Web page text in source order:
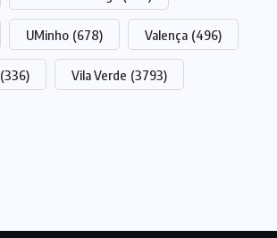
UMinho (678) Valença (496)
(336) Vila Verde (3793)